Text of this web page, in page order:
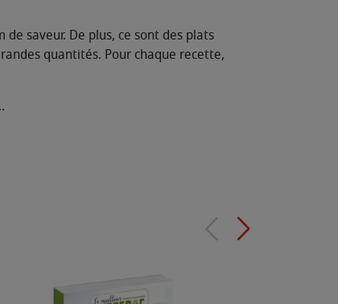
saveur. De plus, ce sont des plats
quantités. Pour chaque recette,